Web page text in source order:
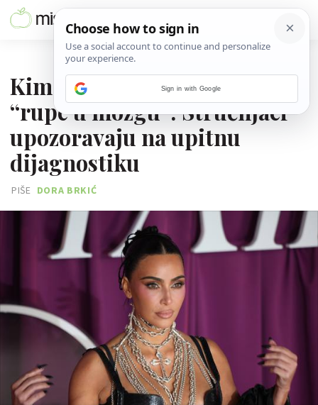
Kim Kardashian tvrdi da ima
“rupe u mozgu”: Stručnjaci
upozoravaju na upitnu
dijagnostiku
PIŠE DORA BRKIĆ
Sign in with Google